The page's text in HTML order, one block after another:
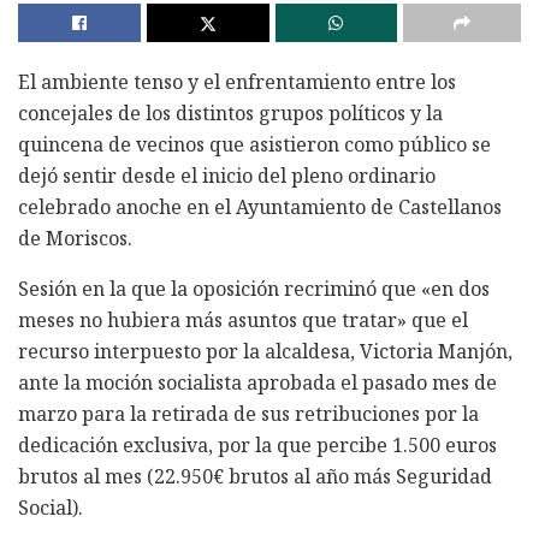
El ambiente tenso y el enfrentamiento entre los
concejales de los distintos grupos políticos y la
quincena de vecinos que asistieron como público se
dejó sentir desde el inicio del pleno ordinario
celebrado anoche en el Ayuntamiento de Castellanos
de Moriscos.
Sesión en la que la oposición recriminó que «en dos
meses no hubiera más asuntos que tratar» que el
recurso interpuesto por la alcaldesa, Victoria Manjón,
ante la moción socialista aprobada el pasado mes de
marzo para la retirada de sus retribuciones por la
dedicación exclusiva, por la que percibe 1.500 euros
brutos al mes (22.950€ brutos al año más Seguridad
Social).